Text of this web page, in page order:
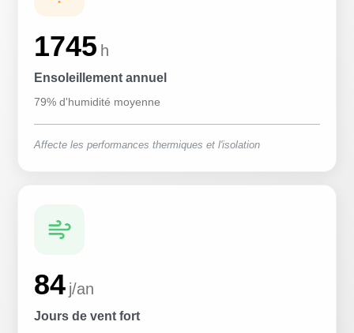
1745 h
Ensoleillement annuel
79% d'humidité moyenne
Affecte les performances thermiques et l'isolation
84 j/an
Jours de vent fort